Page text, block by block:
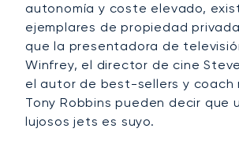
autonomía y coste elevado,
ejemplares de propiedad
que la presentadora de
Winfrey, el director de cine
el autor de best-sellers y coach
Tony Robbins pueden decir que
lujosos jets es suyo.